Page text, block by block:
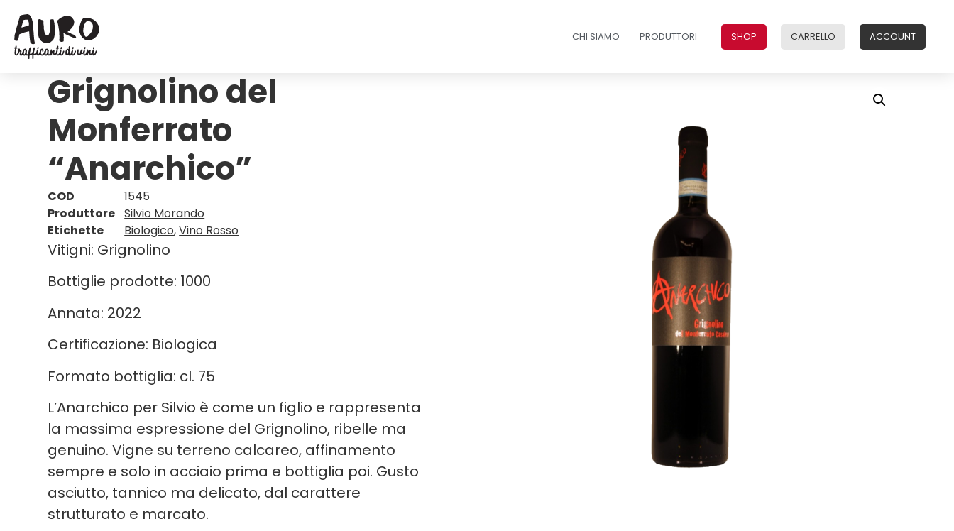
CHI SIAMO PRODUTTORI SHOP CARRELLO ACCOUNT
Grignolino del
Monferrato
“Anarchico”
COD
1545
Produttore Silvio Morando
Etichette
Biologico,Vino Rosso
Vitigni: Grignolino
Bottiglie prodotte: 1000
Annata: 2022
Certificazione: Biologica
Formato bottiglia: cl. 75
L’Anarchico per Silvio è come un figlio e rappresenta
la massima espressione del Grignolino, ribelle ma
genuino. Vigne su terreno calcareo, affinamento
sempre e solo in acciaio prima e bottiglia poi. Gusto
asciutto, tannico ma delicato, dal carattere
strutturato e marcato.